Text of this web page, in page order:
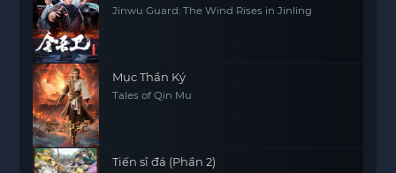
Jinwu Guard: The Wind Rises in Jinling
Mục Thần Ký
Tales of Qin Mu
Tiến sĩ đá (Phần 2)